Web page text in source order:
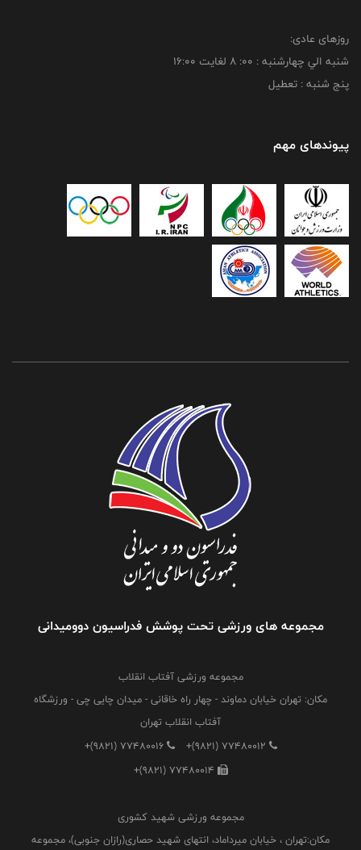
روزهای عادی:
شنبه الي چهارشنبه : 00: 8 لغايت 16:00
پنج شنبه : تعطیل
پیوندهای مهم
مجموعه های ورزشی تحت پوشش فدراسیون دوومیدانی
مجموعه ورزشی آفتاب انقلاب
مکان: تهران خیابان دماوند - چهار راه خاقانی - میدان چایی چی - ورزشگاه
آفتاب انقلاب تهران
+(9821) 77480012
+(9821) 77480016
+(9821) 77480014
مجموعه ورزشی شهید کشوری
مکان:تهران ، خیابان میرداماد، انتهای شهید حصاری(رازان جنوبی)، مجموعه